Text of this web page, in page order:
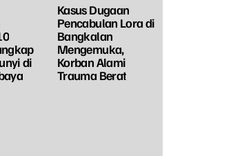
di
Kasus Dugaan
Pencabulan Lora di
Bangkalan
Mengemuka,
Korban Alami
Trauma Berat